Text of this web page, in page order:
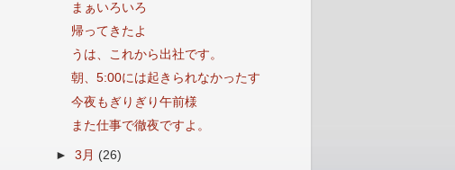
まぁいろいろ
帰ってきたよ
うは、これから出社です。
朝、5:00には起きられなかったす
今夜もぎりぎり午前様
また仕事で徹夜ですよ。
►3月 (26)